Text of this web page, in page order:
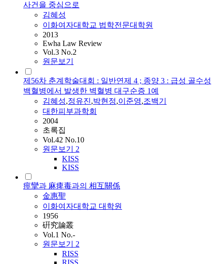
사건을 중심으로
김혜성
이화여자대학교 법학전문대학원
2013
Ewha Law Review
Vol.3 No.2
원문보기
제56차 춘계학술대회 : 일반연제 4 ; 종양 3 : 급성 골수성
백혈병에서 발생한 벽혈병 대구순증 1예
김혜성,정유진,박현정,이준영,조백기
대한피부과학회
2004
초록집
Vol.42 No.10
원문보기 2
KISS
KISS
痙攣과 麻痺毒과의 相互關係
金惠聖
이화여자대학교 대학원
1956
硏究論叢
Vol.1 No.-
원문보기 2
RISS